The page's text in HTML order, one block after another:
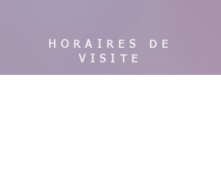
HORAIRES DE
VISITE